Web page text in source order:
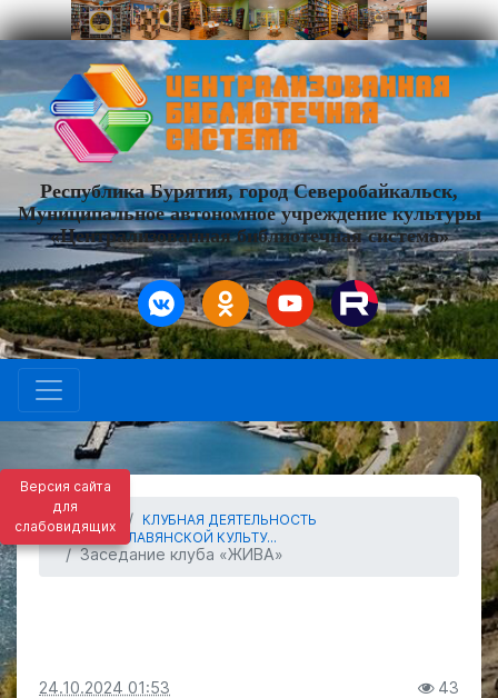
Версия сайта
для
слабовидящих
Республика Бурятия, город Северобайкальск,
Муниципальное автономное учреждение культуры
«Централизованная библиотечная система»
КЛУБНАЯ ДЕЯТЕЛЬНОСТЬ
КЛУБ СЛАВЯНСКОЙ КУЛЬТУ...
Заседание клуба «ЖИВА»
24.10.2024 01:53 43